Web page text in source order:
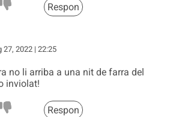
Respon
27, 2022 | 22:25
no li arriba a una nit de farra del
inviolat!
Respon